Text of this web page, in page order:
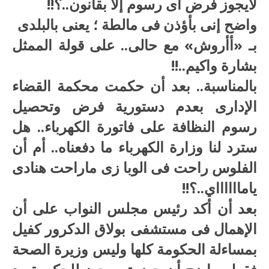
لايجوز فرض أى رسوم إلا بقانون..؟!!
واضح إنى بأؤذن فى مالطة ؛ يعنى بالبلدى
بـ «أأروش» مع حالى.. على قولة الممثل
بشارة واكيم..!!
بالمناسبة.. بعد أن حكمت محكمة القضاء
الإدارى بعدم دستورية فرض وتحصيل
رسوم النظافة على فاتورة الكهرباء.. هل
سترد لنا وزارة الكهرباء ما دفعناه.. أم أن
الفلوس راحت فى الوبا زى ماراحت هنادى
يامااااااي..؟!!
بعد أن أكد رئيس مجلس النواب على أن
الإهمال فى مستشفى بولاق الدكرور كفيل
بمساءلة الحكومة كلها وليس وزيرة الصحة